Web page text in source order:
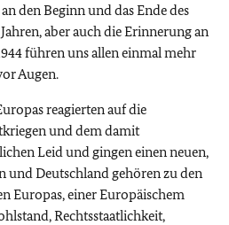
den Beginn und das Ende des
aber auch die Erinnerung an
führen uns allen einmal mehr
Augen.
reagierten auf die
und dem damit
Leid und gingen einen neuen,
und Deutschland gehören zu den
Europas, einer Europäischem
Rechtsstaatlichkeit,